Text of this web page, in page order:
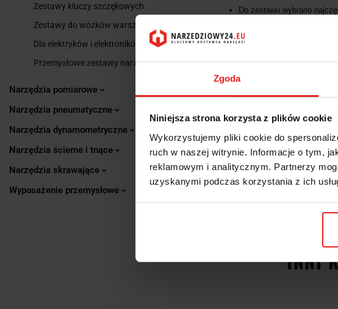
Zgoda
Niniejsza strona korzysta z plików cookie
Wykorzystujemy pliki cookie do
ruch w naszej witrynie. Informacje o tym,
reklamowym i analitycznym. Partnerzy
uzyskanymi podczas korzystania z ich
Zestawy kluczy szczękowych
Zestawy do wózków warsztatowych
Dla elektryków i elektroników
Przemysłowe zestawy narzędziowe
Narzędzia pomiarowe
Narzędzia pneumatyczne
Narzędzia dynamometryczne
Narzędzia ścierne i tnące
Narzędzia skrawające
Wyposażenie przemysłowe
Do zestawu wybrano
Acc. zgodnie z DIN 3113
Pierścień 10 ° przesunięty
Zawartość zestawu: 6, 7,
Waga: 2,3kg.
Kod: 6012680.
INNI